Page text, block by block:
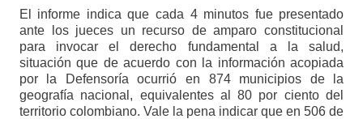
El informe indica que cada 4 minutos fue presentado
ante los jueces un recurso de amparo constitucional
para invocar el derecho fundamental a la salud,
situación que de acuerdo con la información acopiada
por la Defensoría ocurrió en 874 municipios de la
geografía nacional, equivalentes al 80 por ciento del
territorio colombiano. Vale la pena indicar que en 506 de